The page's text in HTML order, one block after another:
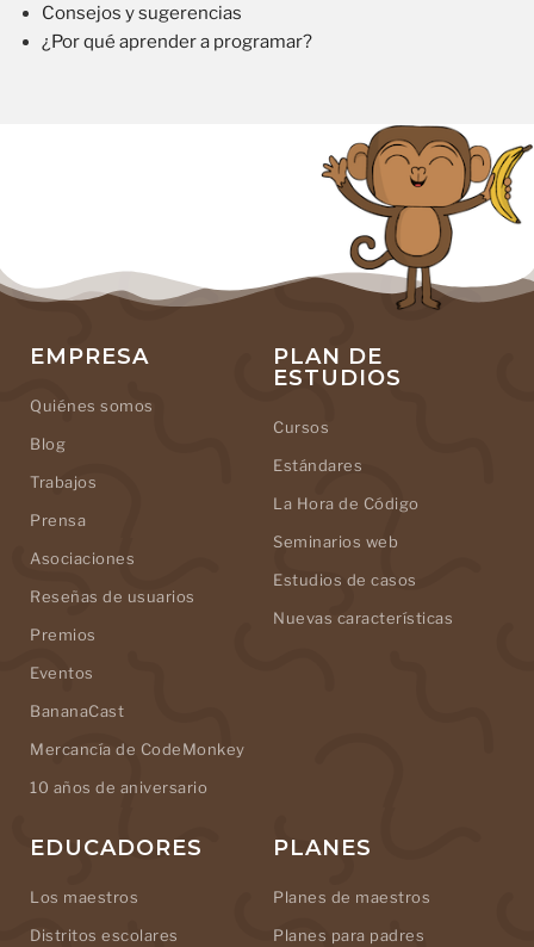
Consejos y sugerencias
¿Por qué aprender a programar?
EMPRESA
Quiénes somos
Blog
Trabajos
Prensa
Asociaciones
Reseñas de usuarios
Premios
Eventos
BananaCast
Mercancía de CodeMonkey
10 años de aniversario
PLAN DE
ESTUDIOS
Cursos
Estándares
La Hora de Código
Seminarios web
Estudios de casos
Nuevas características
EDUCADORES
Los maestros
Distritos escolares
PLANES
Planes de maestros
Planes para padres